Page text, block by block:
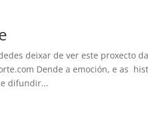
deixar de ver este proxecto
Dende a emoción, e as
difundir...